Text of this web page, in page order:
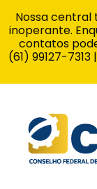
Nossa
inoperante.
contatos
(61) 99127-